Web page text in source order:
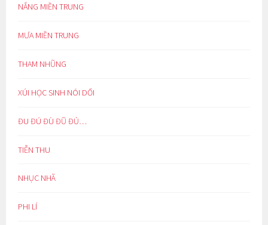
NẮNG MIỀN TRUNG
MƯA MIỀN TRUNG
THAM NHŨNG
XÚI HỌC SINH NÓI DỐI
ĐU ĐÚ ĐÙ ĐŨ ĐỦ…
TIỄN THU
NHỤC NHÃ
PHI LÍ